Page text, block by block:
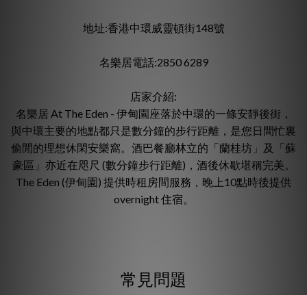
地址:香港中環威靈頓街148號
名樂居電話:2850 6289
店家介紹:
名樂居 At The Eden - 伊甸園座落於中環的一條安靜後街，
與中環主要的地點都只是數分鐘的步行距離，是您日間忙裏
偷閒的理想休閑安樂窩。酒巴餐廳林立的「蘭桂坊」及「蘇
豪區」亦近在咫尺 (數分鐘步行距離)，酒後休歇堪稱完美。
The Eden (伊甸園) 提供時租房間服務，晚上10點時後提供
overnight 住宿。
常見問題